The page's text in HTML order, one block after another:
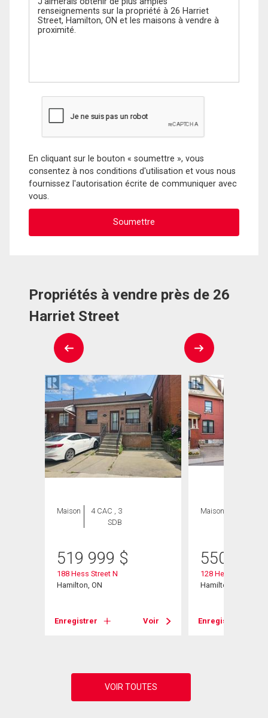
En cliquant sur le bouton « soumettre », vous
consentez à nos conditions d'utilisation et vous nous
fournissez l'autorisation écrite de communiquer avec
vous.
Propriétés à vendre près de 26
Harriet Street
Maison
4 CAC , 3
SDB
519 999 $
188 Hess Street N
Hamilton, ON
Enregistrer Voir
Maison
550 000
128 Hess Street N
Hamilton, ON
Enregistrer